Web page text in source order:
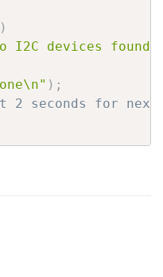
)
I2C devices
) ;
2 seconds for next